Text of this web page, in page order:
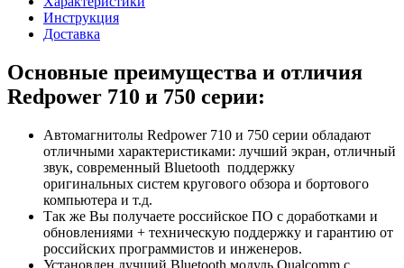
Инструкция
Доставка
Основные преимущества и отличия
Redpower 710 и 750 серии:
Автомагнитолы Redpower 710 и 750 серии обладают
отличными характеристиками: лучший экран, отличный
звук, современный Bluetooth поддержку
оригинальных систем кругового обзора и бортового
компьютера и т.д.
Так же Вы получаете российское ПО с доработками и
обновлениями + техническую поддержку и гарантию от
российских программистов и инженеров.
Установлен лучший Bluetooth модуль Qualcomm с